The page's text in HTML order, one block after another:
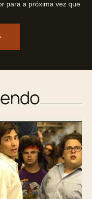
para a próxima vez que